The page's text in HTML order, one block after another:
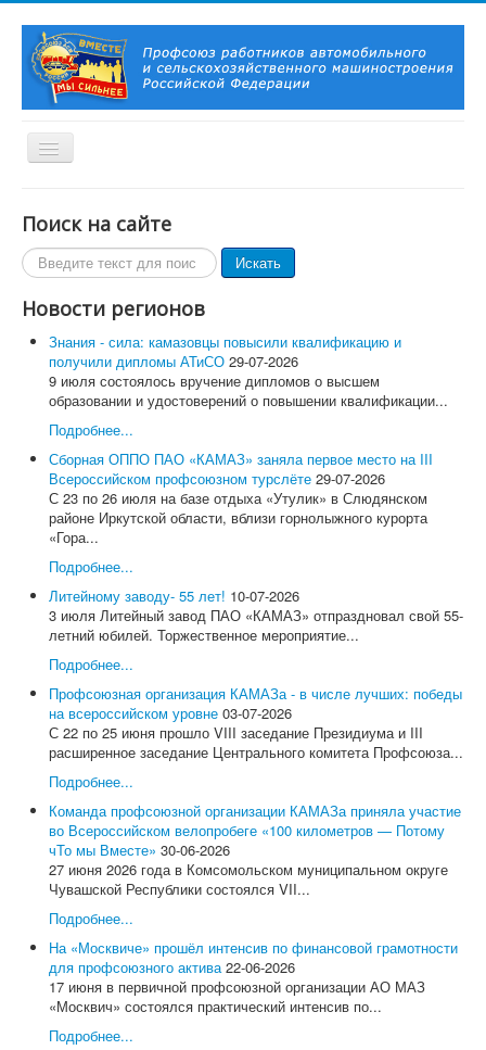
Включить/
выключить
Главная
Нижегородская областная организация профсоюза
работников автомобильного и сельскохозяйственного
машиностроения
9 апреля 2023 года на стадионе ручных игр "Чайка"
командами КРЗ ПАО "ГАЗ".
Главная
О Профсоюзе
История Профсоюза
Профсоюза
Контакты
Символика Профсоюза
Новости и события
Профсоюзное ТВ
Актуально!
Фотогалерея
Видеоматериалы
Все для Победы
Направления работы
Охрана труда
Социально-трудовые отношения
Отраслевое соглашение по машиностроительному
комплексу РФ
Коллективно-договорная кампания
Обзор ситуации в отрасли
Динамика средней заработной в отрасли
Средняя заработная на предприятиях отрасли
Профстандарты
Комиссия по социально-экономическим вопросам
Правовая защита
Законодательство
Проекты законов, НПА
Судебная практика
Практика правоприменения
Информационная работа
Международное сотрудничество
Организационная работа
Органы Профсоюза
Съезд Профсоюза
Поиск на сайте
Поиск
по
сайту
Искать
Новости регионов
Знания - сила: камазовцы повысили квалификацию и
получили дипломы АТиСО 29-07-2026
9 июля состоялось вручение дипломов о высшем
образовании и удостоверений о повышении квалификации...
Подробнее...
Сборная ОППО ПАО «КАМАЗ» заняла первое место на III
Всероссийском профсоюзном турслёте 29-07-2026
С 23 по 26 июля на базе отдыха «Утулик» в Слюдянском
районе Иркутской области, вблизи горнолыжного курорта
«Гора...
Подробнее...
Литейному заводу- 55 лет! 10-07-2026
3 июля Литейный завод ПАО «КАМАЗ» отпраздновал свой 55-
летний юбилей. Торжественное мероприятие...
Подробнее...
Профсоюзная организация КАМАЗа - в числе лучших: победы
на всероссийском уровне 03-07-2026
С 22 по 25 июня прошло VIII заседание Президиума и III
расширенное заседание Центрального комитета Профсоюза...
Подробнее...
Команда профсоюзной организации КАМАЗа приняла участие
во Всероссийском велопробеге «100 километров — Потому
чТо мы Вместе» 30-06-2026
27 июня 2026 года в Комсомольском муниципальном округе
Чувашской Республики состоялся VII...
Подробнее...
На «Москвиче» прошёл интенсив по финансовой грамотности
для профсоюзного актива 22-06-2026
17 июня в первичной профсоюзной организации АО МАЗ
«Москвич» состоялся практический интенсив по...
Подробнее...